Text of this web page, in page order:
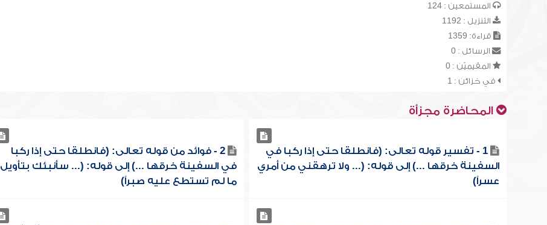
المستمعين : 124
التنزيل : 1192
قراءة: 1359
الرسائل : 0
المقيميّن : 0
في خزائن : 1
المحاضرة مجزأة
1 - تفسير قوله تعالى: (فانطلقا حتى إذا ركبا في
السفينة خرقها ...) إلى قوله: (... ولا ترهقني من أمري
عسراً)
2 - فوائد من قوله تعالى: (فانطلقا حتى إذا ركبا
في السفينة خرقها ...) إلى قوله: (... سأنبئك بتأويل
ما لم تستطع عليه صبراً)